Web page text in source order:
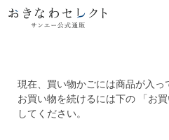
現在、買い物かごには商品が入っ
お買い物を続けるには下の 「お
してください。